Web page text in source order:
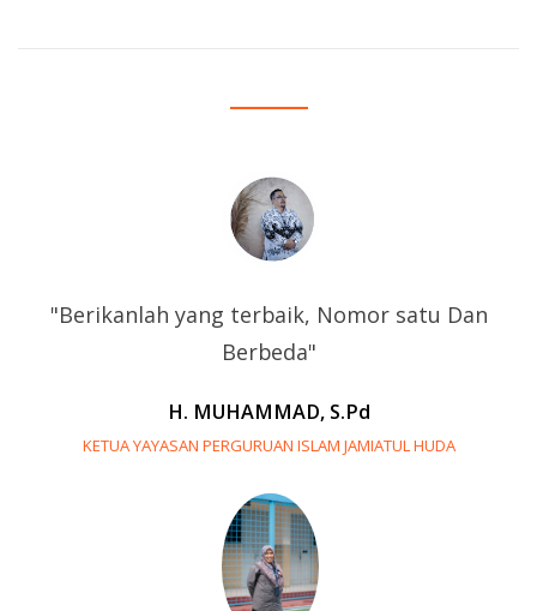
"Berikanlah yang terbaik, Nomor satu Dan
Berbeda"
H. MUHAMMAD, S.Pd
KETUA YAYASAN PERGURUAN ISLAM JAMIATUL HUDA